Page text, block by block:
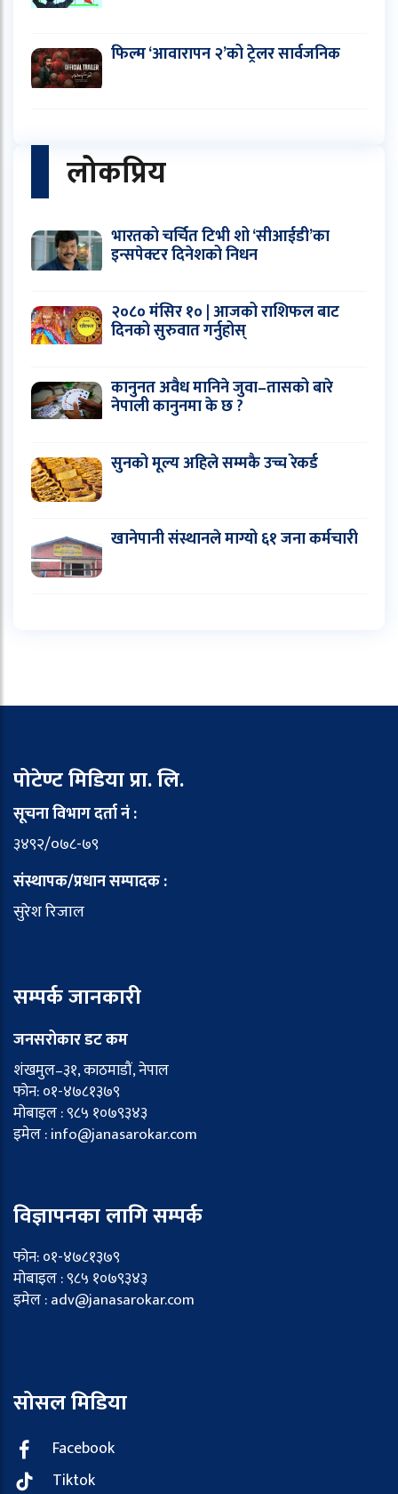
फिल्म ‘आवारापन २’को ट्रेलर सार्वजनिक
लोकप्रिय
भारतको चर्चित टिभी शो ‘सीआईडी’का
इन्सपेक्टर दिनेशको निधन
२०८० मंसिर १० | आजको राशिफल बाट
दिनको सुरुवात गर्नुहोस्
कानुनत अवैध मानिने जुवा–तासको बारे
नेपाली कानुनमा के छ ?
सुनको मूल्य अहिले सम्मकै उच्च रेकर्ड
खानेपानी संस्थानले माग्यो ६१ जना कर्मचारी
पोटेण्ट मिडिया प्रा. लि.
सूचना विभाग दर्ता नं :
३४९२/०७८-७९
संस्थापक/प्रधान सम्पादक :
सुरेश रिजाल
सम्पर्क जानकारी
जनसरोकार डट कम
शंखमुल–३१, काठमाडौं, नेपाल
फोन: ०१-४७८१३७९
मोबाइल : ९८५ १०७९३४३
इमेल : info@janasarokar.com
विज्ञापनका लागि सम्पर्क
फोन: ०१-४७८१३७९
मोबाइल : ९८५ १०७९३४३
इमेल : adv@janasarokar.com
सोसल मिडिया
Facebook
Tiktok